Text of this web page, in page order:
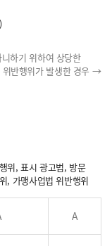
하기 위하여 상당한
반행위가 발생한 경우 →
위, 표시 광고법, 방문
, 가맹사업법 위반행위
A